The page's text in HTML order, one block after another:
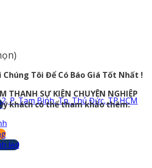
Chúng Tôi Để Có Báo Giá Tốt Nhất !
THANH SỰ KIỆN CHUYÊN NGHIỆP
P. Tam Bình, Tp. Thủ Đức, TP.HCM
khách có thể tham khảo thêm:
led